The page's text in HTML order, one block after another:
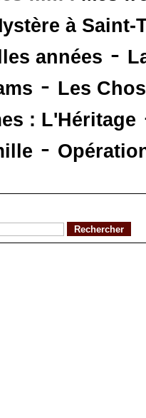
à Saint-
années -
- Les
: L'Héritage
-